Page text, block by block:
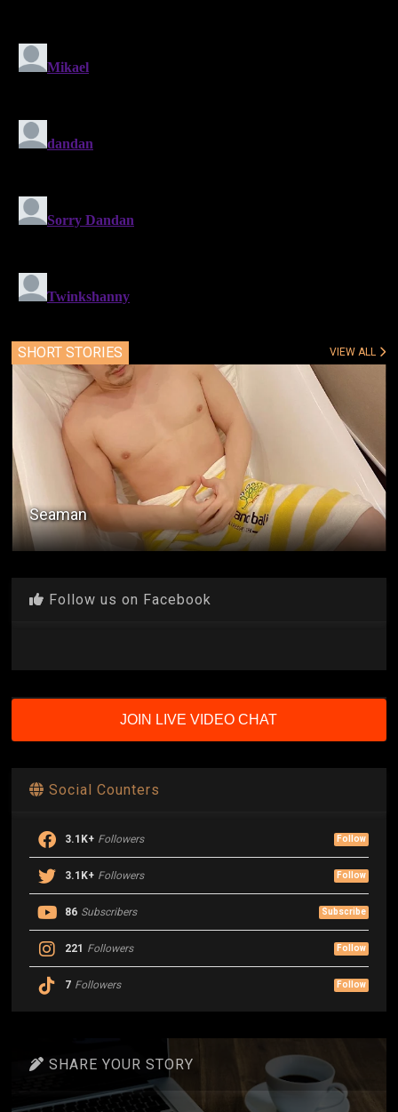
SHORT STORIES VIEW ALL
Seaman
Follow us on Facebook
JOIN LIVE VIDEO CHAT
Social Counters
3.1K+ Followers Follow
3.1K+ Followers Follow
86 Subscribers Subscribe
221 Followers Follow
7 Followers Follow
SHARE YOUR STORY